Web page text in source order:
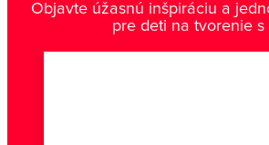
Objavte úžasnú inšpiráciu a
pre deti na tvorenie s